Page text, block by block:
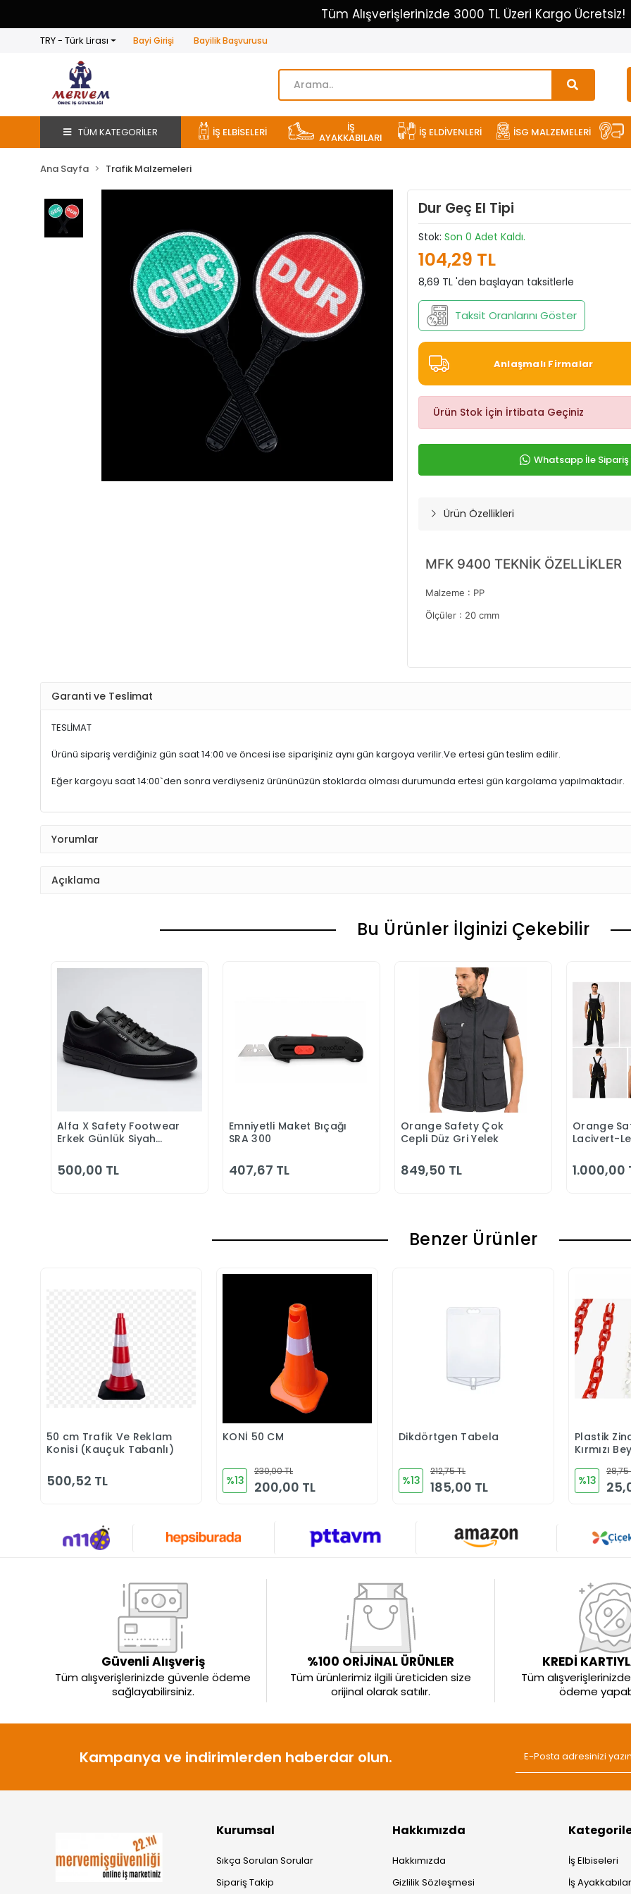
Tüm Alışverişlerinizde 3000 TL Üzeri Kargo Ücretsiz!
TRY - Türk Lirası Bayi Girişi Bayilik Başvurusu
TÜM KATEGORİLER İŞ ELBİSELERİ İŞ
AYAKKABILARI İŞ ELDİVENLERİ İSG MALZEMELERİ
Ana Sayfa Trafik Malzemeleri
Dur Geç El Tipi
Stok: Son 0 Adet Kaldı.
104,29 TL
8,69 TL 'den başlayan taksitlerle
Taksit Oranlarını Göster
Anlaşmalı Firmalar
Ürün Stok İçin İrtibata Geçiniz
Whatsapp İle Sipariş
Ürün Özellikleri
MFK 9400 TEKNİK ÖZELLİKLER
Malzeme : PP
Ölçüler : 20 cmm
Garanti ve Teslimat
TESLİMAT
Ürünü sipariş verdiğiniz gün saat 14:00 ve öncesi ise siparişiniz aynı gün kargoya verilir.Ve ertesi gün teslim edilir.
Eğer kargoyu saat 14:00`den sonra verdiyseniz ürününüzün stoklarda olması durumunda ertesi gün kargolama yapılmaktadır.
Yorumlar
Açıklama
Bu Ürünler İlginizi Çekebilir
Sepete Ekle
Alfa X Safety Footwear
Erkek Günlük Siyah
500,00 TL
Sepete Ekle
Emniyetli Maket Bıçağı
SRA 300
407,67 TL
Sepete Ekle
Orange Safety Çok
Cepli Düz Gri Yelek
849,50 TL
Orange
Lacivert-
1.000,00
Benzer Ürünler
Sepete Ekle
50 cm Trafik Ve Reklam
Konisi (Kauçuk Tabanlı)
500,52 TL
Sepete Ekle
KONİ 50 CM
%13
230,00 TL
200,00 TL
Sepete Ekle
Dikdörtgen Tabela
%13
212,75 TL
185,00 TL
Plastik
Kırmızı
%13
28,75
Güvenli Alışveriş
Tüm alışverişlerinizde güvenle ödeme
sağlayabilirsiniz.
%100 ORİJİNAL ÜRÜNLER
Tüm ürünlerimiz ilgili üreticiden size
orijinal olarak satılır.
KREDİ
Tüm
ödeme
Kampanya ve indirimlerden haberdar olun.
Kurumsal
Sıkça Sorulan Sorular
Sipariş Takip
Hakkımızda
Hakkımızda
Gizlilik Sözleşmesi
İş Elbiseleri
İş